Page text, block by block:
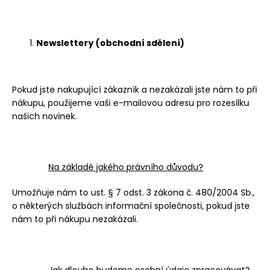
Newslettery (obchodní sdělení)
Pokud jste nakupující zákazník a nezakázali jste nám to při
nákupu, použijeme vaši e-mailovou adresu pro rozesílku
našich novinek.
Na základě jakého právního důvodu?
Umožňuje nám to ust. § 7 odst. 3 zákona č. 480/2004 Sb.,
o některých službách informační společnosti, pokud jste
nám to při nákupu nezakázali.